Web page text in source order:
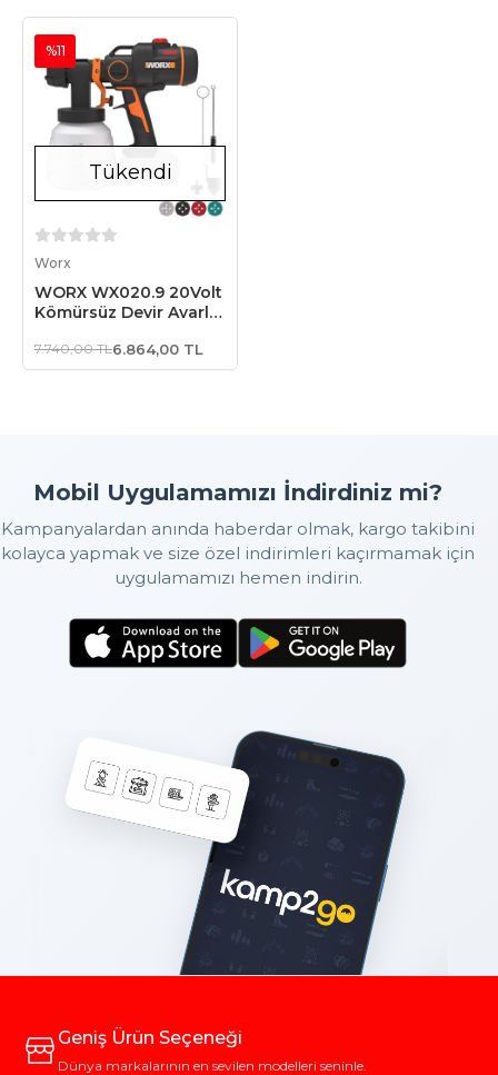
Tükendi
Worx
WORX WX020.9 20Volt
Kömürsüz Devir Ayarlı
Parça Yedek
Nozul/Meme (Akü Dahil
%11
7.740,00 TL6.864,00 TL
Mobil Uygulamamızı İndirdiniz mi?
Kampanyalardan anında haberdar olmak, kargo takibini
kolayca yapmak ve size özel indirimleri kaçırmamak için
uygulamamızı hemen indirin.
Geniş Ürün Seçeneği
Dünya markalarının en sevilen modelleri seninle.